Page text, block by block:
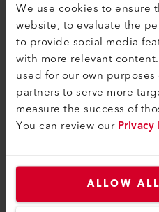
We use cookies to ensure
website, to evaluate the
to provide social media
with more relevant
used for our own
partners to serve more
measure the success of
You can review ourPrivacy
ALLOW
SEAMTEK 900 AT